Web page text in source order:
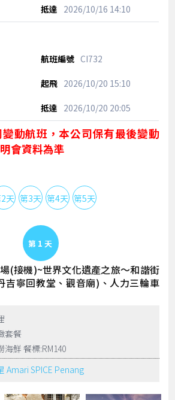
2026/10/16 14:10
CI732
2026/10/20 15:10
2026/10/20 20:05
動航班，本公司保有最後變動
會資料為準
天 第3天 第4天 第5天
Day 1
(接機)~世界文化遺產之旅～和諧街
吉寧回教堂、觀音廟)、人力三輪車
套餐
海鮮 餐標:RM140
Amari SPICE Penang